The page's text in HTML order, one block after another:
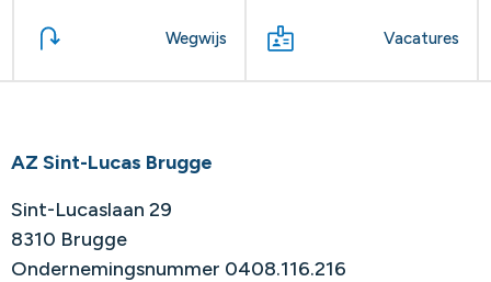
Wegwijs Vacatures
AZ Sint-Lucas Brugge
Sint-Lucaslaan 29
8310 Brugge
Ondernemingsnummer 0408.116.216